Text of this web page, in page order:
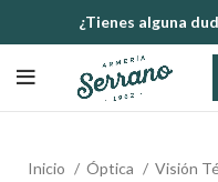
¿Tienes alguna
Inicio Óptica Visión